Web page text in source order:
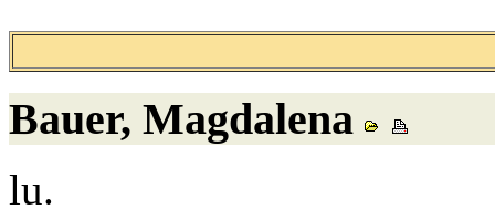
Bauer, Magdalena
lu.